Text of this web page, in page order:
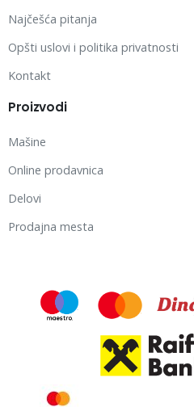
Najčešća pitanja
Opšti uslovi i politika privatnosti
Kontakt
Proizvodi
Mašine
Online prodavnica
Delovi
Prodajna mesta